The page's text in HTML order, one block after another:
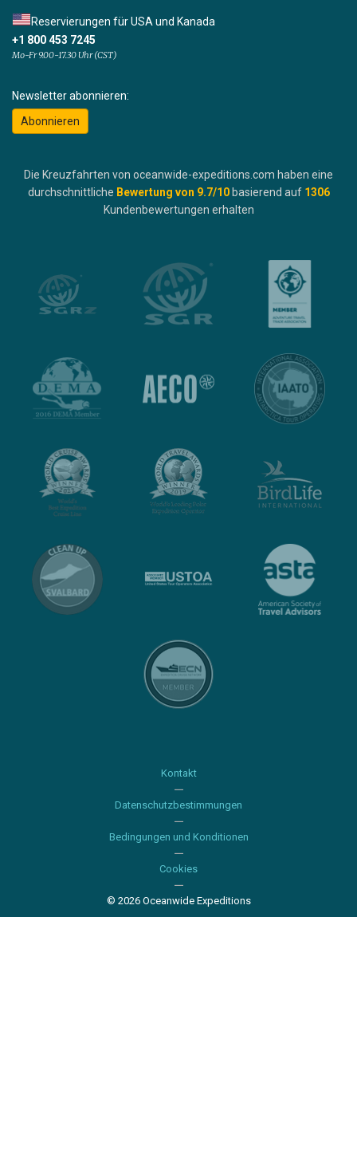
Reservierungen für USA und Kanada
+1 800 453 7245
Mo-Fr 9.00-17.30 Uhr (CST)
Newsletter abonnieren:
Abonnieren
Die Kreuzfahrten von oceanwide-expeditions.com haben eine
durchschnittliche Bewertung von 9.7/10 basierend auf 1306
Kundenbewertungen erhalten
Kontakt
Datenschutzbestimmungen
Bedingungen und Konditionen
Cookies
© 2026 Oceanwide Expeditions